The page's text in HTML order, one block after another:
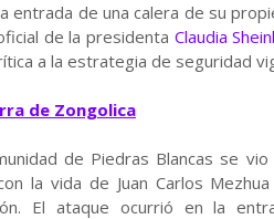
entrada de una calera de su
de la presidenta Claudia
a la estrategia de seguridad
de Zongolica
de Piedras Blancas se
la vida de Juan Carlos
El ataque ocurrió en la